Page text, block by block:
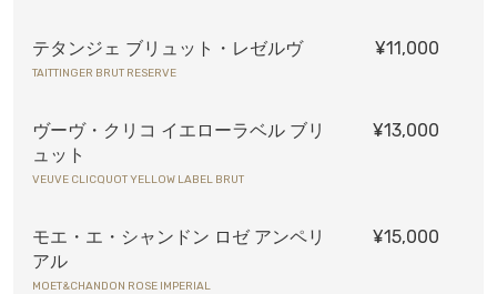
テタンジェ ブリュット・レゼルヴ ¥11,000
TAITTINGER BRUT RESERVE
ヴーヴ・クリコ イエローラベル ブリ
ュット
¥13,000
VEUVE CLICQUOT YELLOW LABEL BRUT
モエ・エ・シャンドン ロゼ アンペリ
アル
¥15,000
MOET&CHANDON ROSE IMPERIAL